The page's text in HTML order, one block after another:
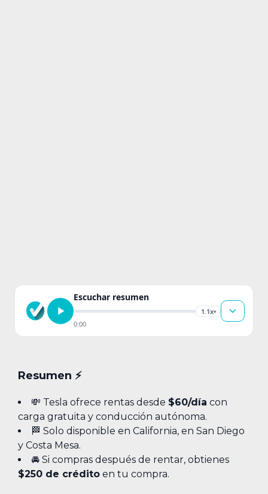
Escuchar resumen
1.1x▾
0:00
Resumen ⚡️
💸 Tesla ofrece rentas desde $60/día con
carga gratuita y conducción autónoma.
🏁 Solo disponible en California, en San Diego
y Costa Mesa.
🚘 Si compras después de rentar, obtienes
$250 de crédito en tu compra.